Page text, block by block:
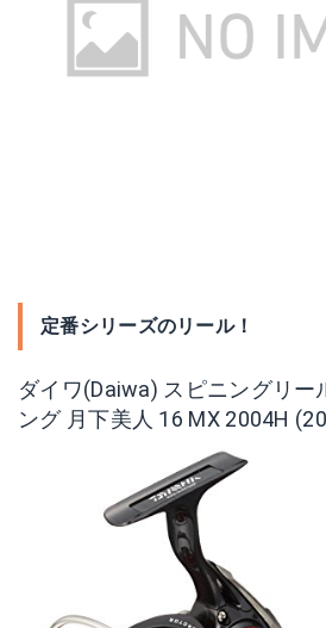
定番シリーズのリール！
ダイワ(Daiwa) スピニングリー
ング 月下美人 16 MX 2004H